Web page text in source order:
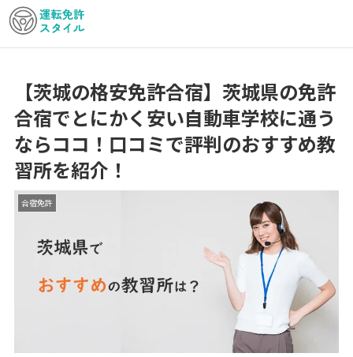
【茨城の格安免許合宿】茨城県の免許
合宿でとにかく安い自動車学校に通う
ならココ！口コミで評判のおすすめ教
習所を紹介！
合宿免許